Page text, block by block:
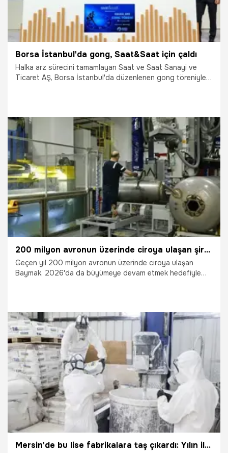
Borsa İstanbul'da gong, Saat&Saat için çaldı
Halka arz sürecini tamamlayan Saat ve Saat Sanayi ve
Ticaret AŞ, Borsa İstanbul'da düzenlenen gong töreniyle
18.07.2026 Ekonomi
200 milyon avronun üzerinde ciroya ulaşan şirket, kuruluşunun 57’inci yılını kutluyor
Geçen yıl 200 milyon avronun üzerinde ciroya ulaşan
Baymak, 2026'da da büyümeye devam etmek hedefiyle
7.07.2026 Ekonomi
Mersin'de bu lise fabrikalara taş çıkardı: Yılın ilk yarısında servet ürettiler! Başarılarının sırrı ise tek bir şeydi...